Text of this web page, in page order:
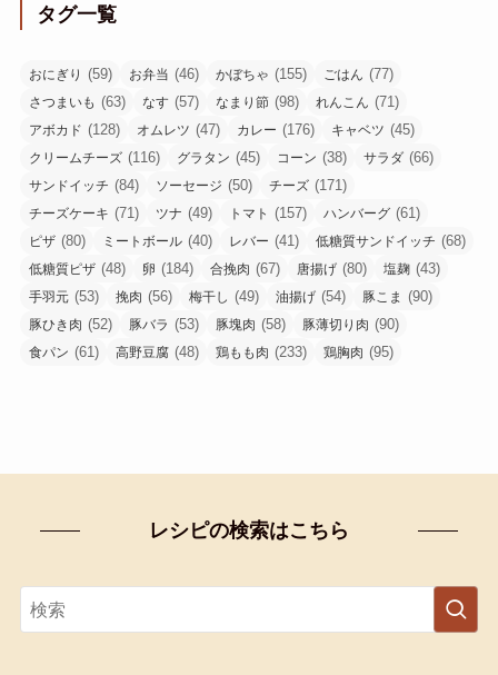
タグ一覧
おにぎり (59) お弁当 (46) かぼちゃ (155) ごはん (77)
さつまいも (63) なす (57) なまり節 (98) れんこん (71)
アボカド (128) オムレツ (47) カレー (176) キャベツ (45)
クリームチーズ (116) グラタン (45) コーン (38) サラダ (66)
サンドイッチ (84) ソーセージ (50) チーズ (171)
チーズケーキ (71) ツナ (49) トマト (157) ハンバーグ (61)
ピザ (80) ミートボール (40) レバー (41) 低糖質サンドイッチ (68)
低糖質ピザ (48) 卵 (184) 合挽肉 (67) 唐揚げ (80) 塩麹 (43)
手羽元 (53) 挽肉 (56) 梅干し (49) 油揚げ (54) 豚こま (90)
豚ひき肉 (52) 豚バラ (53) 豚塊肉 (58) 豚薄切り肉 (90)
食パン (61) 高野豆腐 (48) 鶏もも肉 (233) 鶏胸肉 (95)
レシピの検索はこちら